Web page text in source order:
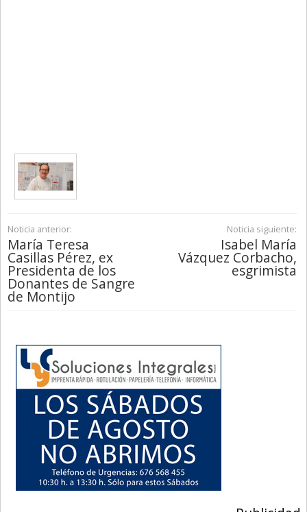
Noticia anterior:
María Teresa
Casillas Pérez, ex
Presidenta de los
Donantes de Sangre
de Montijo
Noticia siguiente:
Isabel María
Vázquez Corbacho,
esgrimista